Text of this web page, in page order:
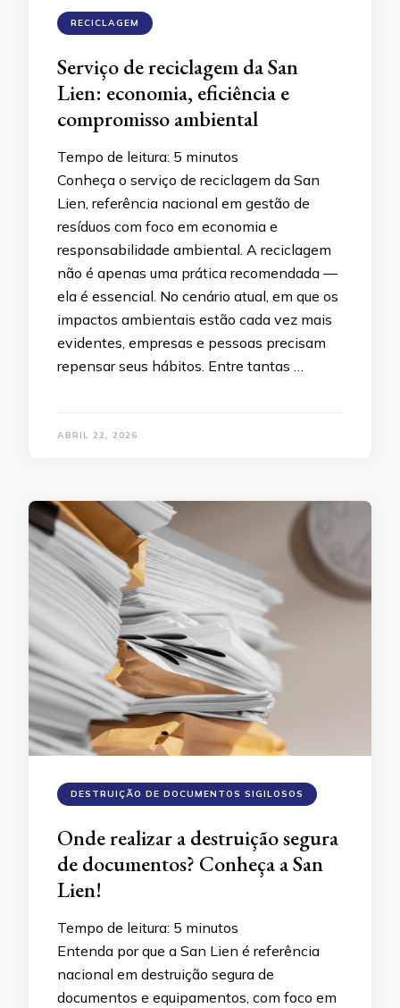
RECICLAGEM
Serviço de reciclagem da San
Lien: economia, eficiência e
compromisso ambiental
Tempo de leitura: 5 minutos
Conheça o serviço de reciclagem da San
Lien, referência nacional em gestão de
resíduos com foco em economia e
responsabilidade ambiental. A reciclagem
não é apenas uma prática recomendada —
ela é essencial. No cenário atual, em que os
impactos ambientais estão cada vez mais
evidentes, empresas e pessoas precisam
repensar seus hábitos. Entre tantas …
ABRIL 22, 2026
DESTRUIÇÃO DE DOCUMENTOS SIGILOSOS
Onde realizar a destruição segura
de documentos? Conheça a San
Lien!
Tempo de leitura: 5 minutos
Entenda por que a San Lien é referência
nacional em destruição segura de
documentos e equipamentos, com foco em